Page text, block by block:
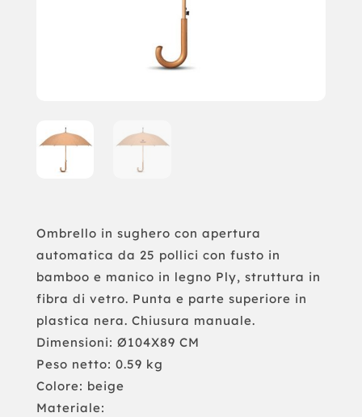
Ombrello in sughero con apertura
automatica da 25 pollici con fusto in
bamboo e manico in legno Ply, struttura in
fibra di vetro. Punta e parte superiore in
plastica nera. Chiusura manuale.
Dimensioni: Ø104X89 CM
Peso netto: 0.59 kg
Colore: beige
Materiale: